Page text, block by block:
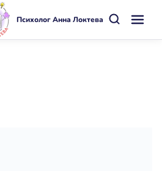
Психолог Анна Локтева